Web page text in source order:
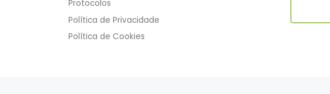
Protocolos
Política de Privacidade
Política de Cookies